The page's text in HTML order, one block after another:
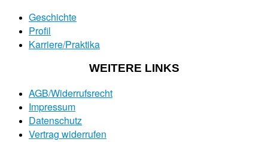
Geschichte
Profil
Karriere/Praktika
WEITERE LINKS
AGB/Widerrufsrecht
Impressum
Datenschutz
Vertrag widerrufen